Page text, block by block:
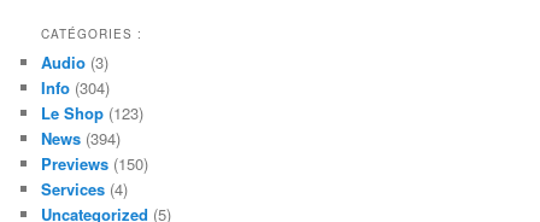
CATÉGORIES :
Audio (3)
Info (304)
Le Shop (123)
News (394)
Previews (150)
Services (4)
Uncategorized (5)